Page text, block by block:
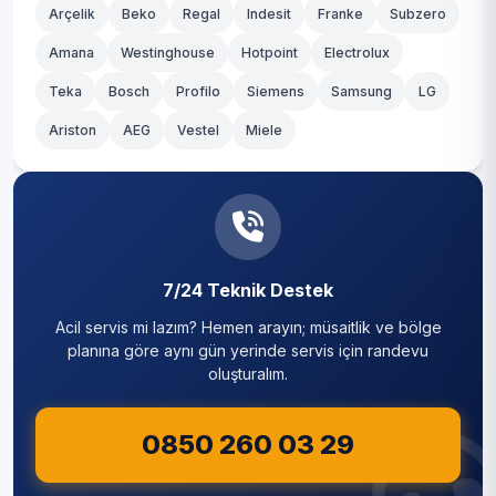
Arçelik Beko Regal Indesit Franke Subzero
Amana Westinghouse Hotpoint Electrolux
Teka Bosch Profilo Siemens Samsung LG
Ariston AEG Vestel Miele
7/24 Teknik Destek
Acil servis mi lazım? Hemen arayın; müsaitlik ve bölge
planına göre aynı gün yerinde servis için randevu
oluşturalım.
0850 260 03 29